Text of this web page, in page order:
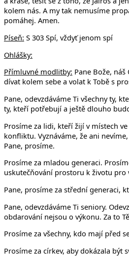
kolem nás. A my tak nemusíme
pomáhej. Amen.
Píseň: S 303 Spí, vždyť jenom spí
Ohlášky:
Přímluvné modlitby: Pane Bože,
dívat kolem sebe a volat k Tobě s
Pane, odevzdáváme Ti všechny ty,
ty, kteří potřebují a ještě dlouho
Prosíme za lidi, kteří žijí v místech
konfliktu. Vyznáváme, že ani
Pane, prosíme.
Prosíme za mladou generaci.
uskutečňování prostoru k životu pro
Pane, prosíme za střední generaci,
Pane, odevzdáváme Ti seniory.
obdarování nejsou o výkonu. Za to
Prosíme za všechny, kdo mají před
Prosíme za církev, aby dokázala být